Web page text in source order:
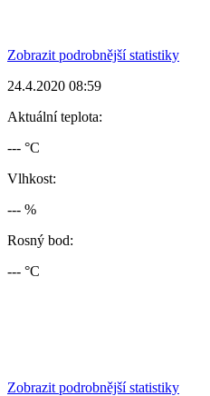
Zobrazit podrobnější statistiky
24.4.2020 08:59
Aktuální teplota:
--- °C
Vlhkost:
--- %
Rosný bod:
--- °C
Zobrazit podrobnější statistiky